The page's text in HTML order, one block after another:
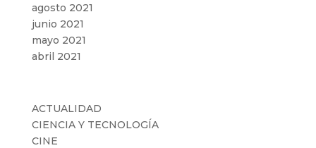
agosto 2021
junio 2021
mayo 2021
abril 2021
ACTUALIDAD
CIENCIA Y TECNOLOGÍA
CINE